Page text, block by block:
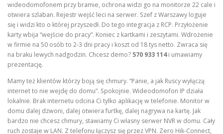
wideodomofonem przy bramie, ochrona widzi go na monitorze 22 cale i
otwiera szlaban. Rejestr wejść leci na serwer. Szef z Warszawy loguje
się i widzi kto o której przyszedł. Do tego integracja z RCP. Przyłożenie
karty wbija “wejście do pracy”. Koniec z kartkami i zeszytami. Wdrożenie
w firmie na 50 osób to 2-3 dni pracy i koszt od 18 tys netto. Zwraca się
na braku lewych nadgodzin. Chcesz demo? 570 933 114i umawiamy
prezentację.
Mamy też klientów którzy boją się chmury. “Panie, a jak Ruscy wyłączą
internet to nie wejdę do domu”. Spokojnie. Wideodomofon IP działa
lokalnie. Brak internetu odcina Ci tylko aplikację w telefonie. Monitor w
domu dalej dzwoni, dalej otwiera furtkę, dalej nagrywa na kartę. Jak
bardzo nie chcesz chmury, stawiamy Ci własny serwer NVR w domu. Cały
ruch zostaje w LAN. Z telefonu łączysz się przez VPN. Zero Hik-Connect,